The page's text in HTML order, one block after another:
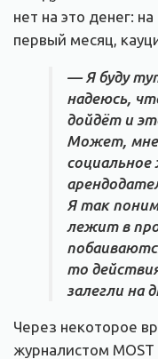
нет на это денег:
первый месяц,
— Я буду
надеюсь,
дойдёт и
Может, мне
Я так
лежит в
то
залегли на
Через некоторое
журналистом